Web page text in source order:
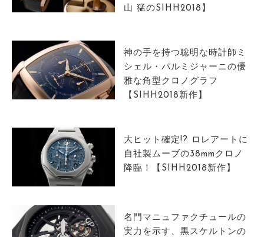
山 猛のSIHH2018】
神の手を持つ聡明な時計師ミ
シェル・パルミジャーニの優
雅な角型クロノグラフ
【SIHH2018新作】
大ヒット確定!? ロレアートに
自社製ムーブの38mmクロノ
降臨！【SIHH2018新作】
名門マニュファクチュールの
実力を示す、黒スケルトンの